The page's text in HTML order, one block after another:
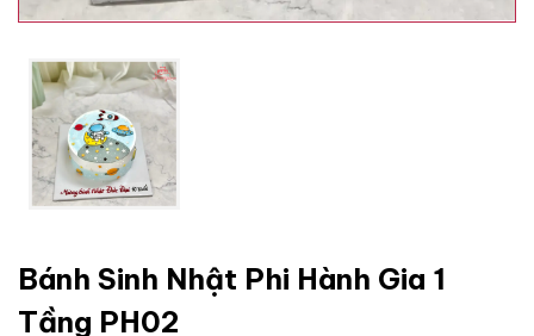
Bánh Sinh Nhật Phi Hành Gia 1
Tầng PH02